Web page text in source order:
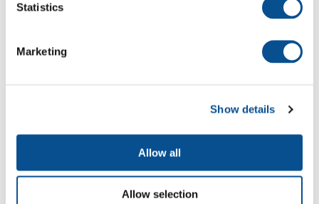
Statistics
Marketing
Show details
Allow all
Allow selection
Onderhoudsbaggerwerk in de haven van